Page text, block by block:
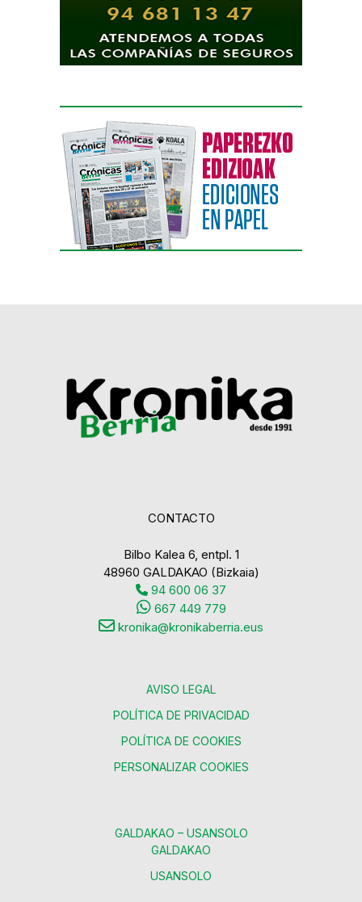
CONTACTO
Bilbo Kalea 6, entpl. 1
48960 GALDAKAO (Bizkaia)
94 600 06 37
667 449 779
kronika@kronikaberria.eus
AVISO LEGAL
POLÍTICA DE PRIVACIDAD
POLÍTICA DE COOKIES
PERSONALIZAR COOKIES
GALDAKAO – USANSOLO
GALDAKAO
USANSOLO